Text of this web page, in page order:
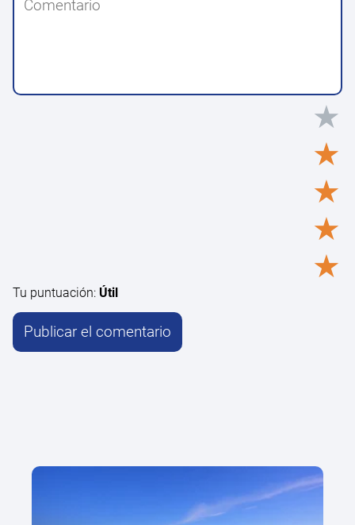
★
★
★
★
★
Tu puntuación: Útil